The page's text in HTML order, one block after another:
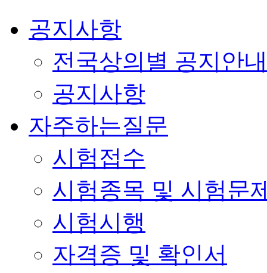
공지사항
전국상의별 공지안내
공지사항
자주하는질문
시험접수
시험종목 및 시험문
시험시행
자격증 및 확인서